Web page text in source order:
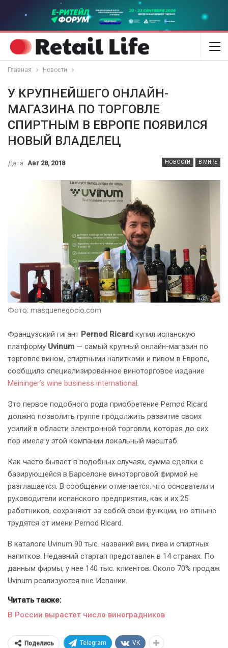
Главная Новости
У КРУПНЕЙШЕГО ОНЛАЙН-
МАГАЗИНА ПО ТОРГОВЛЕ
СПИРТНЫМ В ЕВРОПЕ ПОЯВИЛСЯ
НОВЫЙ ВЛАДЕЛЕЦ
НОВОСТИ В МИРЕ
Дата: Авг 28, 2018
Фото: masquenegocio.com
Французский гигант Pernod Ricard купил испанскую
платформу Uvinum — самый крупный онлайн-магазин по
торговле вином, спиртными напитками и пивом в Европе,
сообщило специализированное виноторговое издание
Meininger’s wine business international.
Это первое подобного рода приобретение Pernod Ricard
должно позволить группе продолжить развитие своих
усилий в области электронной торговли, которая до сих
пор имела у этой компании локальный масштаб.
Как часто бывает в подобных случаях, сумма сделки с
базирующейся в Барселоне виноторговой фирмой не
разглашается. В сообщении отмечается, что основатели и
руководители испанского предприятия, как и их 25
работников, сохраняют за собой свои функции, но отныне
трудятся от имени Pernod Ricard.
В каталоге Uvinum 90 тыс. названий вин, пива и спиртных
напитков. Недавний стартап представлен в 14 странах. По
данным фирмы, у нее 140 тыс. клиентов. Около 70% продаж
Uvinum реализуются вне Испании.
Читать также:
В России вырастет число виноградников
Поделись Telegram VK